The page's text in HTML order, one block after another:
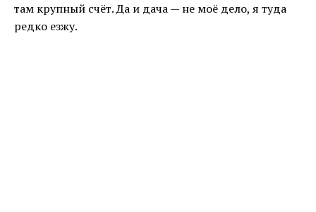
там крупный счёт. Да и дача — не моё дело, я туда
редко езжу.